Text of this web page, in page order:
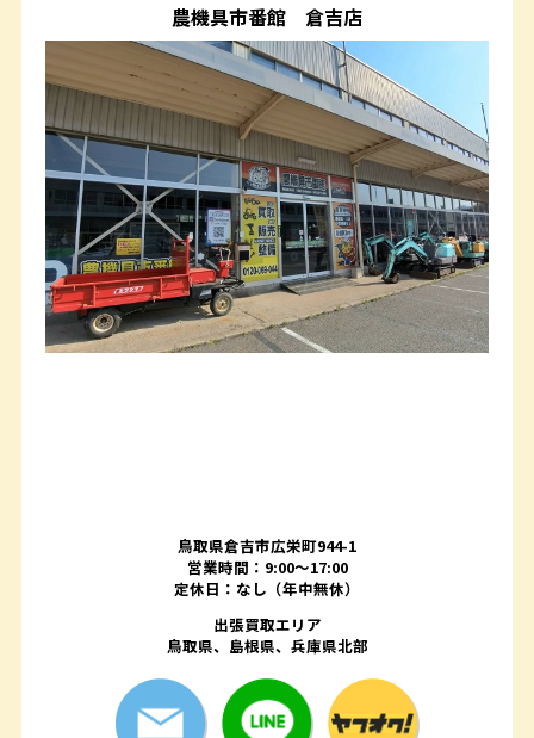
農機具市番館 倉吉店
鳥取県倉吉市広栄町944-1
営業時間：9:00～17:00
定休日：なし（年中無休）
出張買取エリア
鳥取県、島根県、兵庫県北部